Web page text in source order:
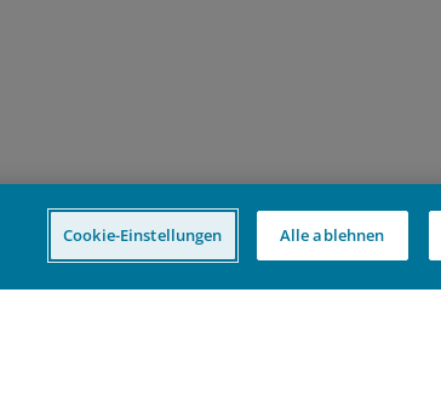
Cookie-Einstellungen Alle ablehnen